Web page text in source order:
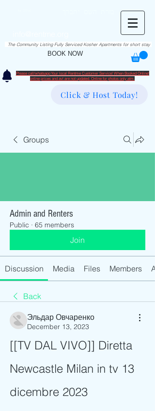
BOOK NOW
The Community Listing Fully Serviced Kosher Apartments for short stay
Please call/whatsapp Your local Rentme Customer Service! When Booked Online!
​online prices and avl are not updated. Online for photos only atm.
Click & Host Today!
Groups
Admin and Renters
Public · 65 members
Join
Discussion Media Files Members
Back
Эльдар Овчаренко
December 13, 2023
[[TV DAL VIVO]] Diretta
Newcastle Milan in tv 13
dicembre 2023